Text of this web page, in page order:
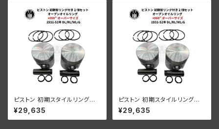
ピストン 初期スタイルリング付
き 2 個セット オープン オイル リ
ング +050" OS 1932-52年 D
L/RL/WL/G
¥29,635
ピストン 初期スタイルリング付
き 2 個セット オープン オイル リ
ング +060" OS 1932-52年 D
L/RL/WL/G
¥29,635